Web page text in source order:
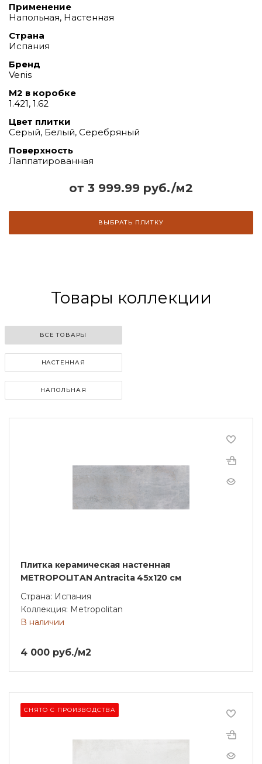
от 3 999.99 руб./м2
ВЫБРАТЬ ПЛИТКУ
Применение
Напольная, Настенная
Страна
Испания
Бренд
Venis
М2 в коробке
1.421, 1.62
Цвет плитки
Серый, Белый, Серебряный
Поверхность
Лаппатированная
Товары коллекции
ВСЕ ТОВАРЫ
НАСТЕННАЯ
НАПОЛЬНАЯ
Плитка керамическая настенная
METROPOLITAN Antracita 45x120 см
Страна: Испания
Коллекция: Metropolitan
В наличии
4 000 руб./м2
СНЯТО С ПРОИЗВОДСТВА